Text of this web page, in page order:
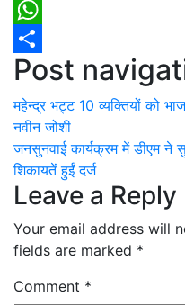
Email
WhatsApp
Share
Post
महेन्द्र भट्ट 10 व्यक्तियों को
नवीन जोशी
जनसुनवाई कार्यक्रम में डीएम ने
शिकायतें हुईं दर्ज
Leave a Reply
Your email address will
fields are marked *
Comment *